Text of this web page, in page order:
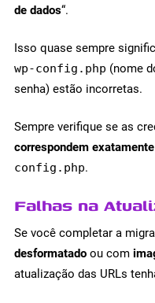
de dados“.
Isso quase sempre
wp-config.php (nome
senha) estão incorretas.
Sempre verifique se as
correspondem exatamente
config.php.
Falhas na
Se você completar a
desformatado ou com
atualização das URLs